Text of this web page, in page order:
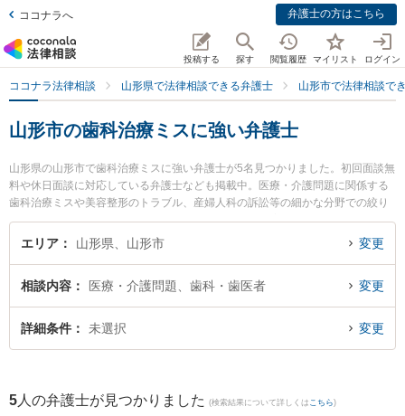
ココナラへ 弁護士の方はこちら
投稿する 探す 閲覧履歴 マイリスト ログイン
ココナラ法律相談 山形県で法律相談できる弁護士 山形市で法律相談で
山形市の歯科治療ミスに強い弁護士
山形県の山形市で歯科治療ミスに強い弁護士が5名見つかりました。初回面談無
料や休日面談に対応している弁護士なども掲載中。医療・介護問題に関係する
歯科治療ミスや美容整形のトラブル、産婦人科の訴訟等の細かな分野での絞り
込み検索もでき便利です。特に及川法律事務所の及川 善大弁護士や樹氷の森法
律事務所の細江 大樹弁護士、菊川明法律事務所の森本 健一弁護士のプロフィー
ミスのトラブル解決の実績豊富な近くの弁護士を検索したい』『初回相談無料
で歯科治療ミスを法律相談できる山形市内の弁護士に相談予約したい』などで
お困りの相談者さんにおすすめです。
エリア 山形県、山形市 変更
相談内容 医療・介護問題、歯科・歯医者 変更
詳細条件 未選択 変更
5 人の弁護士が見つかりました (検索結果について詳しくは こちら)